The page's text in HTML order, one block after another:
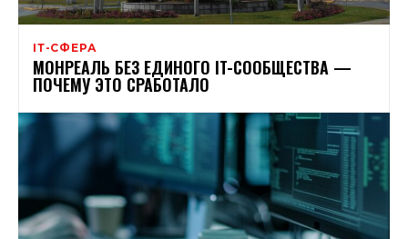
ІТ-СФЕРА
МОНРЕАЛЬ БЕЗ ЕДИНОГО IT-СООБЩЕСТВА —
ПОЧЕМУ ЭТО СРАБОТАЛО